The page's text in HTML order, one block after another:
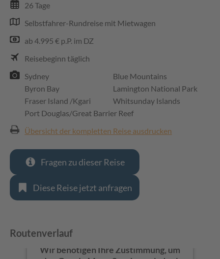
26 Tage
Selbstfahrer-Rundreise mit Mietwagen
ab 4.995 € p.P. im DZ
Reisebeginn täglich
Sydney
Blue Mountains
Byron Bay
Lamington National Park
Fraser Island /Kgari
Whitsunday Islands
Port Douglas/Great Barrier Reef
Übersicht der kompletten Reise ausdrucken
Fragen zu dieser Reise
Diese Reise jetzt anfragen
Routenverlauf
Wir benötigen Ihre Zustimmung, um